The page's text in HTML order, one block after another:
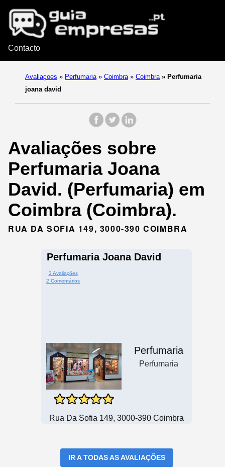
Contacto
Avaliaçoes » Perfumaria » Coimbra » Coimbra » Perfumaria
joana david
Avaliações sobre
Perfumaria Joana
David. (Perfumaria) em
Coimbra (Coimbra).
RUA DA SOFIA 149, 3000-390 COIMBRA
Perfumaria Joana David
3 Avaliações
2 Comentários
Perfumaria
Perfumaria
Rua Da Sofia 149, 3000-390 Coimbra
IR A TODAS AS AVALIAÇÕES